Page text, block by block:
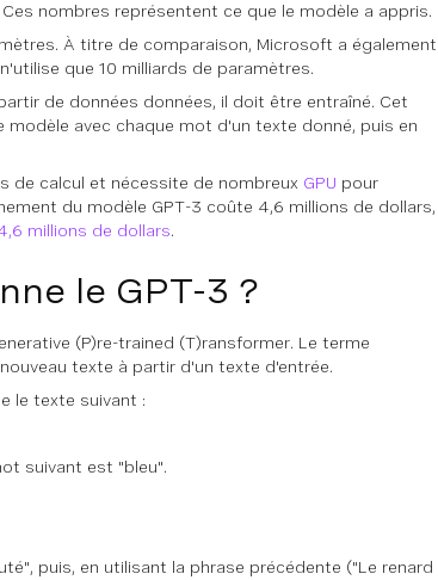
nombres représentent ce que le modèle a appris.
À titre de comparaison, Microsoft a également
que 10 milliards de paramètres.
de données données, il doit être entraîné. Cet
avec chaque mot d'un texte donné, puis en
de calcul et nécessite de nombreux GPU pour
du modèle GPT-3 coûte 4,6 millions de dollars,
millions de dollars.
le GPT-3 ?
(P)re-trained (T)ransformer. Le terme
texte à partir d'un texte d'entrée.
le texte suivant :
suivant est "bleu".
puis, en utilisant la phrase précédente ("Le renard